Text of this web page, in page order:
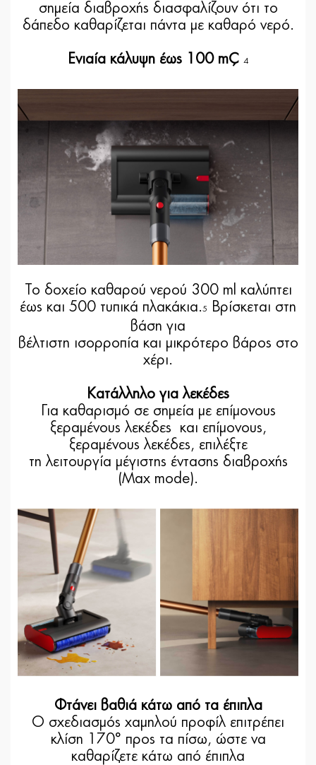
σημεία διαβροχής διασφαλίζουν ότι το
δάπεδο καθαρίζεται πάντα με καθαρό νερό.
Ενιαία κάλυψη έως 100 m² 4
Το δοχείο καθαρού νερού 300 ml καλύπτει
έως και 500 τυπικά πλακάκια.5
Βρίσκεται στη
βάση για
βέλτιστη ισορροπία και μικρότερο βάρος στο
χέρι.
Κατάλληλο για λεκέδες
Για καθαρισμό σε σημεία με επίμονους
ξεραμένους λεκέδες και επίμονους,
ξεραμένους λεκέδες, επιλέξτε
τη λειτουργία μέγιστης έντασης διαβροχής
(Max mode).
Φτάνει βαθιά κάτω από τα έπιπλα
Ο σχεδιασμός χαμηλού προφίλ επιτρέπει
κλίση 170° προς τα πίσω, ώστε να
καθαρίζετε κάτω από έπιπλα